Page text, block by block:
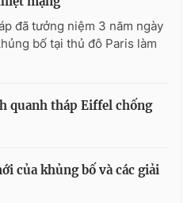
897 897
đã tưởng niệm 3 năm ngày
bố tại thủ đô Paris làm
quanh tháp Eiffel chống
của khủng bố và các giải